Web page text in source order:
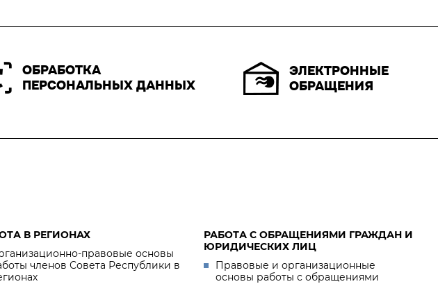
ОБРАБОТКА
ПЕРСОНАЛЬНЫХ ДАННЫХ
ЭЛЕКТРОННЫЕ
ОБРАЩЕНИЯ
В РЕГИОНАХ
правовые основы
членов Совета Республики в
РАБОТА С ОБРАЩЕНИЯМИ ГРАЖДАН И
ЮРИДИЧЕСКИХ ЛИЦ
Правовые и организационные
основы работы с обращениями